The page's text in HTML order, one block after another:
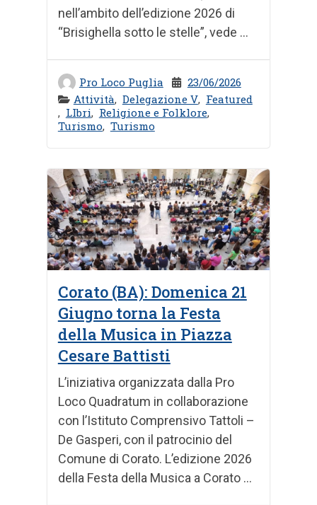
Pro Loco Puglia
23/06/2026
Attività, Delegazione V, Featured
, LIbri, Religione e Folklore,
Turismo, Turismo
nell’ambito dell’edizione 2026 di
“Brisighella sotto le stelle”, vede ...
Corato (BA): Domenica 21
Giugno torna la Festa
della Musica in Piazza
Cesare Battisti
L’iniziativa organizzata dalla Pro
Loco Quadratum in collaborazione
con l’Istituto Comprensivo Tattoli –
De Gasperi, con il patrocinio del
Comune di Corato. L’edizione 2026
della Festa della Musica a Corato ...